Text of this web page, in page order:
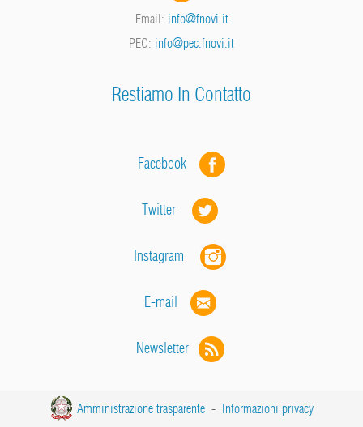
Email: info@fnovi.it
PEC: info@pec.fnovi.it
Restiamo In Contatto
Facebook
Twitter
Instagram
E-mail
Newsletter
Amministrazione trasparente - Informazioni privacy